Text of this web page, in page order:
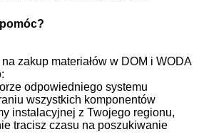
zakup materiałów w DOM i WODA
odpowiedniego systemu
wszystkich komponentów
instalacyjnej z Twojego regionu,
tracisz czasu na poszukiwanie